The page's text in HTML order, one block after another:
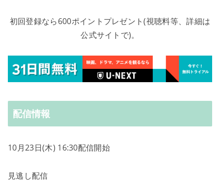
初回登録なら600ポイントプレゼント(視聴料等、詳細は
公式サイトで)。
配信情報
10月23日(木) 16:30配信開始
見逃し配信